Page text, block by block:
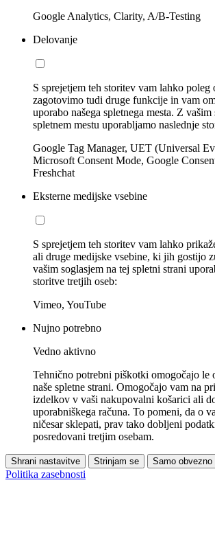
Google Analytics, Clarity, A/B-Testing
Delovanje
S sprejetjem teh storitev vam lahko
zagotovimo tudi druge funkcije in vam
uporabo našega spletnega mesta. Z
spletnem mestu uporabljamo naslednje
Google Tag Manager, UET (Universal
Microsoft Consent Mode, Google
Freshchat
Eksterne medijske vsebine
S sprejetjem teh storitev vam lahko
ali druge medijske vsebine, ki jih gostijo
vašim soglasjem na tej spletni strani
storitve tretjih oseb:
Vimeo, YouTube
Nujno potrebno
Vedno aktivno
Tehnično potrebni piškotki omogočajo le
naše spletne strani. Omogočajo vam na
izdelkov v vaši nakupovalni košarici ali
uporabniškega računa. To pomeni, da o
ničesar sklepati, prav tako dobljeni
posredovani tretjim osebam.
Shrani nastavitve Strinjam se Samo obvezno
Politika zasebnosti